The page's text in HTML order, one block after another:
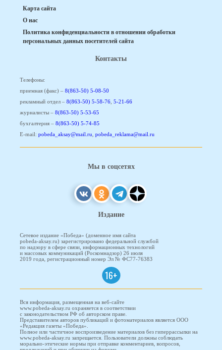
Карта сайта
О нас
Политика конфиденциальности в отношении обработки
персональных данных посетителей сайта
Контакты
Телефоны:
приемная (факс) – 8(863-50) 5-08-50
рекламный отдел – 8(863-50) 5-58-76 5-21-66
журналисты – 8(863-50) 5-53-65
бухгалтерия – 8(863-50) 5-74-85
E-mail: pobeda_aksay@mail.ru pobeda_reklama@mail.ru
Мы в соцсетях
Издание
Сетевое издание «Победа» (доменное имя сайта
pobeda-aksay.ru) зарегистрировано федеральной службой
по надзору в сфере связи, информационных технологий
и массовых коммуникаций (Роскомнадзор) 26 июля
2019 года, регистрационный номер Эл № ФС77-76383
16+
Вся информация, размещенная на веб-сайте
www.pobeda-aksay.ru охраняется в соответствии
с законодательством РФ об авторском праве.
Представителем авторов публикаций и фотоматериалов является ООО
«Редакция газеты «Победа».
Полное или частичное воспроизведение материалов без гиперрассылки на
www.pobeda-aksay.ru запрещается. Пользователи должны соблюдать
морально-этические нормы при отправке комментариев, вопросов,